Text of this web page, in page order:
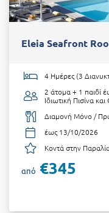
Eleia Seafront
4 Ημέρες (3
2 άτομα + 1 παιδί
Ιδιωτική Πισίνα
Διαμονή Μόνο /
έως 13/10/2026
Κοντά στην
από €345